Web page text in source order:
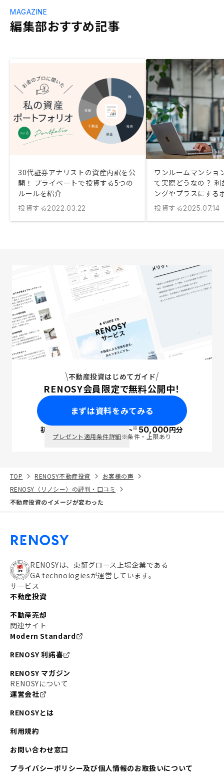
編集部おすすめ記事
MAGAZINE
30代証券アナリストの資産内訳を公
開！ プライベートで投資する5つの
ルールを紹介
投資する2022.03.22
ワンルームマンショ
て実際どうなの？
ングやプラスにする
投資する2025.07.14
不動産投資はじめてガイド
RENOSY会員限定で無料公開中！
まずは資料をみてみる
初回面談で ポイント※50,000円分
プレゼント適用条件詳細※条件・上限あり
TOP RENOSY不動産投資
お客様の声
RENOSY（リノシー）の評判・口コミ
不動産投資のイメージが変わった
RENOSYは、東証グロース上場企業である
GA technologiesが運営しています。
サービス
不動産投資
不動産売却
関連サイト
Modern Standard
RENOSY 利諾喜
RENOSY マガジン
RENOSYについて
運営会社
RENOSYとは
利用規約
お問い合わせ窓口
プライバシーポリシー及び個人情報のお取扱いについて